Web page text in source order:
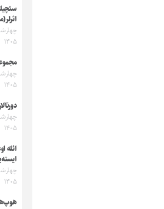
۱۴۰۵
۱۴۰۵
۱۴۰۵
ائله
۱۴۰۵